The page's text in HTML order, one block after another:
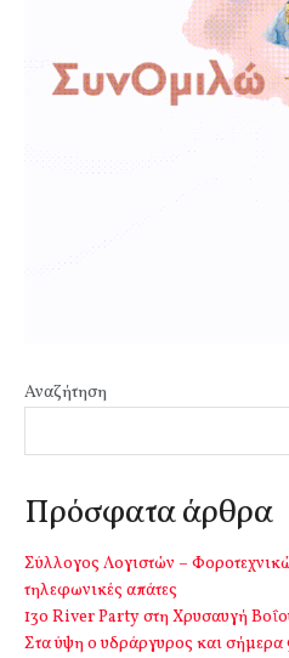
Αναζήτηση
Πρόσφατα άρθρα
Σύλλογος Λογιστών –
τηλεφωνικές απάτες
13o River Party στη Χρυσαυγή
Στα ύψη ο υδράργυρος και